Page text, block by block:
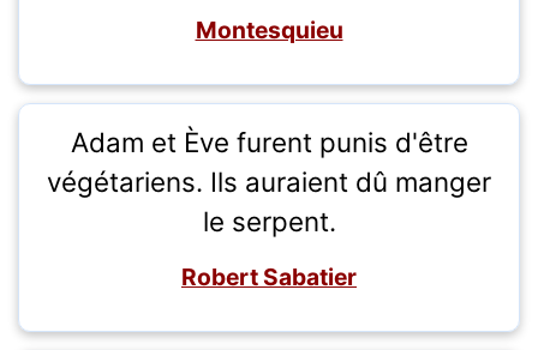
Montesquieu
Adam et Ève furent punis d'être
végétariens. Ils auraient dû manger
le serpent.
Robert Sabatier